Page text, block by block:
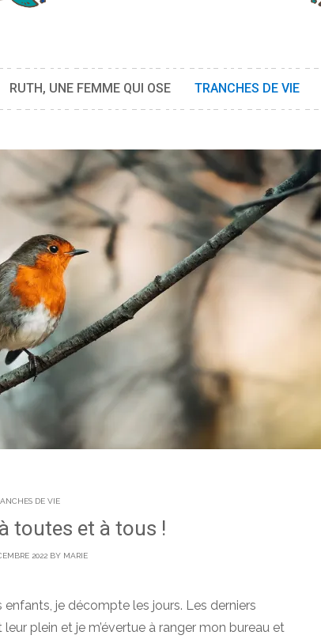
RUTH, UNE FEMME QUI OSE TRANCHES DE VIE
DE VIE
toutes et à tous !
2022 BY MARIE
enfants, je décompte les jours. Les derniers
plein et je m’évertue à ranger mon bureau et